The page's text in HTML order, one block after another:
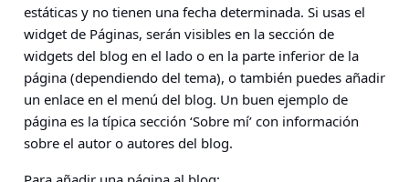
estáticas y no tienen una fecha determinada. Si usas el
widget de Páginas, serán visibles en la sección de
widgets del blog en el lado o en la parte inferior de la
página (dependiendo del tema), o también puedes añadir
un enlace en el menú del blog. Un buen ejemplo de
página es la típica sección ‘Sobre mí’ con información
sobre el autor o autores del blog.